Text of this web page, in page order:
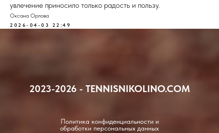
увлечение приносило только радость и пользу.
Оксана Орлова
2026-04-03 22:49
2023-2026 - TENNISNIKOLINO.COM
Политика конфиденциальности и
обработки персональных данных